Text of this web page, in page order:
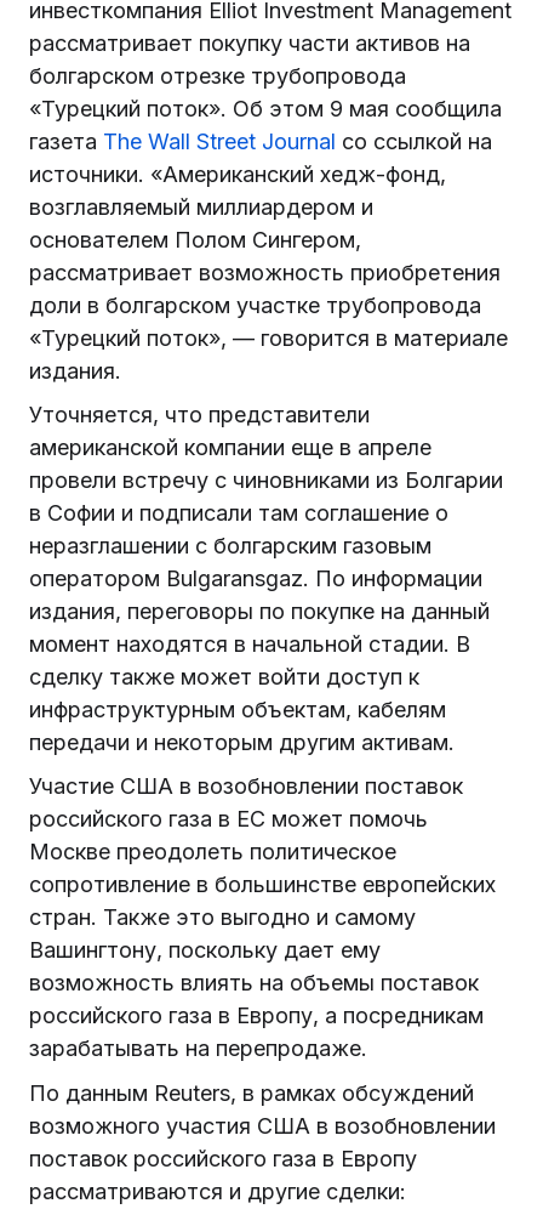
инвесткомпания Elliot Investment Management
рассматривает покупку части активов на
болгарском отрезке трубопровода
«Турецкий поток». Об этом 9 мая сообщила
газета The Wall Street Journal со ссылкой на
источники. «Американский хедж-фонд,
возглавляемый миллиардером и
основателем Полом Сингером,
рассматривает возможность приобретения
доли в болгарском участке трубопровода
«Турецкий поток», — говорится в материале
издания.
Уточняется, что представители
американской компании еще в апреле
провели встречу с чиновниками из Болгарии
в Софии и подписали там соглашение о
неразглашении с болгарским газовым
оператором Bulgaransgaz. По информации
издания, переговоры по покупке на данный
момент находятся в начальной стадии. В
сделку также может войти доступ к
инфраструктурным объектам, кабелям
передачи и некоторым другим активам.
Участие США в возобновлении поставок
российского газа в ЕС может помочь
Москве преодолеть политическое
сопротивление в большинстве европейских
стран. Также это выгодно и самому
Вашингтону, поскольку дает ему
возможность влиять на объемы поставок
российского газа в Европу, а посредникам
зарабатывать на перепродаже.
По данным Reuters, в рамках обсуждений
возможного участия США в возобновлении
поставок российского газа в Европу
рассматриваются и другие сделки: